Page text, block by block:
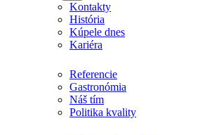
Kontakty
História
Kúpele dnes
Kariéra
Referencie
Gastronómia
Náš tím
Politika kvality